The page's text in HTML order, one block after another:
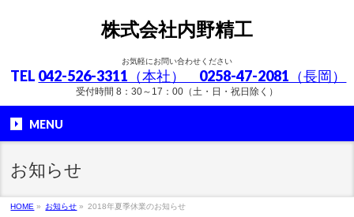
株式会社内野精工
お気軽にお問い合わせください
TEL 042-526-3311（本社） 0258-47-2081（長岡）
受付時間 8：30～17：00（土・日・祝日除く）
MENU
お知らせ
HOME » お知らせ » 2018年夏季休業のお知らせ